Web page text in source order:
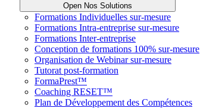
Open Nos Solutions
Formations Individuelles sur-mesure
Formations Intra-entreprise sur-mesure
Formations Inter-entreprise
Conception de formations 100% sur-mesure
Organisation de Webinar sur-mesure
Tutorat post-formation
FormaPrest™
Coaching RESET™
Plan de Développement des Compétences